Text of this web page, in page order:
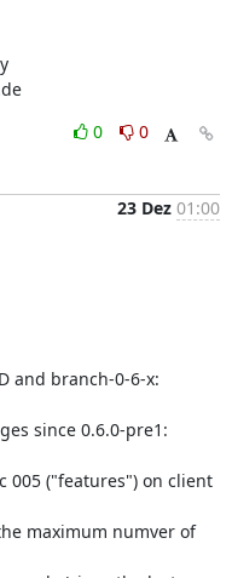
Alexander Barton, Freiburg, Germany
0
0
23 Dez 01:00
and branch-0-6-x:
since 0.6.0-pre1: